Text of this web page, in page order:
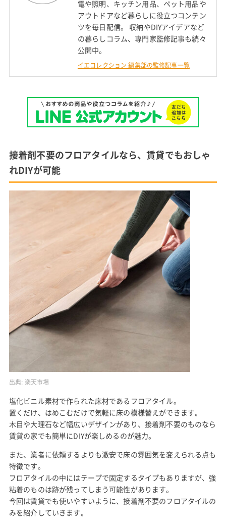
電や照明、キッチン用品、ペット用品や
アウトドアなど暮らしに役立つコンテン
ツを毎日配信。 収納やDIYアイデアなど
の暮らしコラム、専門家監修記事も続々
公開中。
イエコレクション 編集部の監修記事一覧
接着剤不要のフロアタイルなら、賃貸でもおしゃ
れDIYが可能
出典: 楽天市場
塩化ビニル素材で作られた床材であるフロアタイル。
置くだけ、はめこむだけで気軽に床の模様替えができます。
木目や大理石など幅広いデザインがあり、接着剤不要のものなら
賃貸の家でも簡単にDIYが楽しめるのが魅力。
また、業者に依頼するよりも激安で床の雰囲気を変えられる点も
特徴です。
フロアタイルの中にはテープで固定するタイプもありますが、強
粘着のものは跡が残ってしまう可能性があります。
今回は賃貸でも使いやすいように、接着剤不要のフロアタイルの
みを紹介していきます。